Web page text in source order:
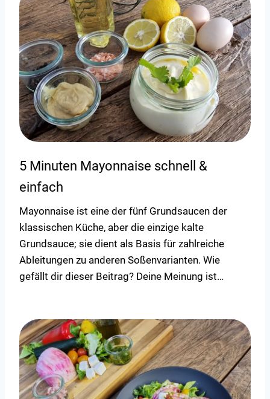
5 Minuten Mayonnaise schnell &
einfach
Mayonnaise ist eine der fünf Grundsaucen der
klassischen Küche, aber die einzige kalte
Grundsauce; sie dient als Basis für zahlreiche
Ableitungen zu anderen Soßenvarianten. Wie
gefällt dir dieser Beitrag? Deine Meinung ist…